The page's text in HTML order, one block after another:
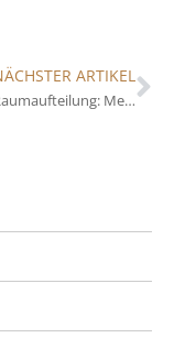
ARTIKEL
Optimale Raumaufteilung: Mehrwert für Immobilieneigentümer